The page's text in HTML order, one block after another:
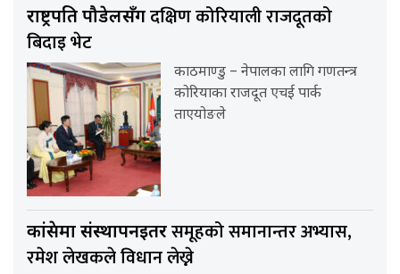
राष्ट्रपति पौडेलसँगदक्षिण कोरियाली राजदूतको
बिदाइ भेट
काठमाण्डु – नेपालका लागि गणतन्त्र
कोरियाका राजदूत एचई पार्क
ताएयोङले
कांग्रेसमा संस्थापनइतरसमूहको समानान्तर अभ्यास,
रमेश लेखकले विधान लेख्ने